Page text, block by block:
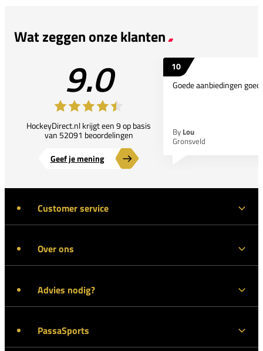
Wat zeggen onze klanten
9.0
HockeyDirect.nl krijgt een 9 op basis
van 52091 beoordelingen
Geef je mening
10
Goede aanbiedingen
By Lou
Gronsveld
Customer service
Over ons
Advies nodig?
PassaSports